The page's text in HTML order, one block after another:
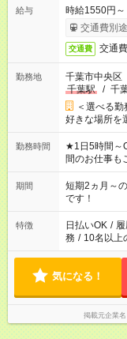
給与
時給1550円
交通費別
交通費 交通
勤務地
千葉市中央区
千葉駅
/ 千
＜選べる
好きな場所を
勤務時間
★1日5時間～
間のお仕事も
庭の都合でお
週最低15時間
期間
短期2ヵ月～
です！
特徴 日払いOK /
務 / 10名以上
気になる！
掲載元企業名